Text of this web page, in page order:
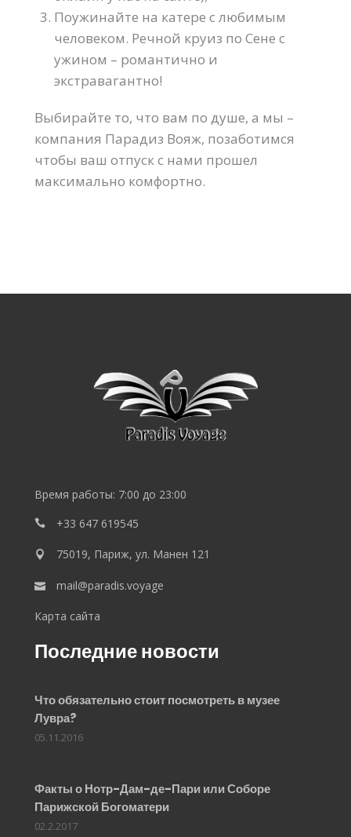
Поужинайте на катере с любимым
человеком. Речной круиз по Сене с
ужином – романтично и
экстравагантно!
Выбирайте то, что вам по душе, а мы –
компания Парадиз Вояж, позаботимся
чтобы ваш отпуск с нами прошел
максимально комфортно.
Время работы: 7:00 до 23:00
+33 647 619545
75019, Париж, ул. Манен 121
mail@paradis.voyage
Карта сайта
Последние новости
Что обязательно стоит посмотреть в музее
Лувра?
05.11.2016
Факты о Нотр-Дам-де-Пари или Соборе
Парижской Богоматери
02.2.2017